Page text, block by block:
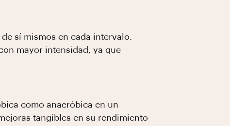
sí mismos en cada intervalo.
mayor intensidad, ya que
como anaeróbica en un
tangibles en su rendimiento